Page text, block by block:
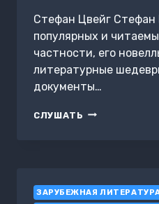
Стефан Цвейг
популярных и
частности, его
литературные
документы…
СЛУШАТЬ ГИБЕЛЬ
ЗАРУБЕЖНАЯ